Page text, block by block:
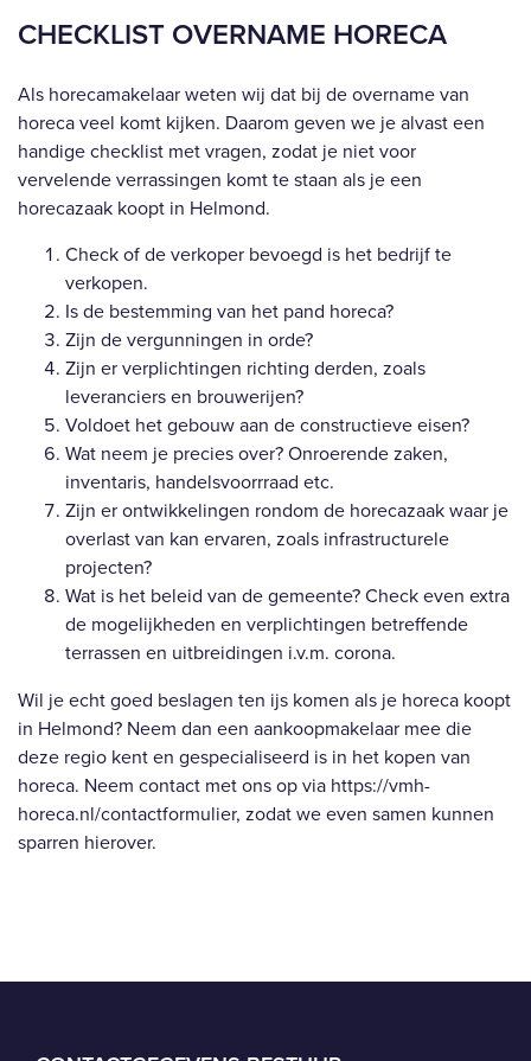
CHECKLIST OVERNAME HORECA
Als horecamakelaar weten wij dat bij de overname van
horeca veel komt kijken. Daarom geven we je alvast een
handige checklist met vragen, zodat je niet voor
vervelende verrassingen komt te staan als je een
horecazaak koopt in Helmond.
Check of de verkoper bevoegd is het bedrijf te
verkopen.
Is de bestemming van het pand horeca?
Zijn de vergunningen in orde?
Zijn er verplichtingen richting derden, zoals
leveranciers en brouwerijen?
Voldoet het gebouw aan de constructieve eisen?
Wat neem je precies over? Onroerende zaken,
inventaris, handelsvoorrraad etc.
Zijn er ontwikkelingen rondom de horecazaak waar je
overlast van kan ervaren, zoals infrastructurele
projecten?
Wat is het beleid van de gemeente? Check even extra
de mogelijkheden en verplichtingen betreffende
terrassen en uitbreidingen i.v.m. corona.
Wil je echt goed beslagen ten ijs komen als je horeca koopt
in Helmond? Neem dan een aankoopmakelaar mee die
deze regio kent en gespecialiseerd is in het kopen van
horeca. Neem contact met ons op via https://vmh-
horeca.nl/contactformulier, zodat we even samen kunnen
sparren hierover.